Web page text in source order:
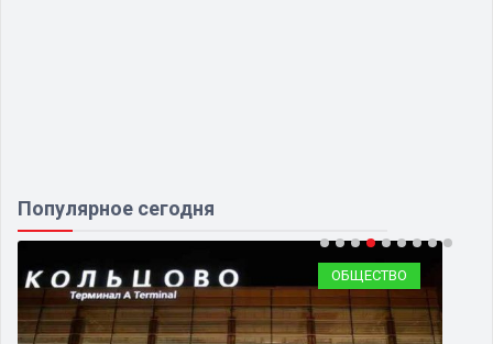
Популярное сегодня
ОБЩЕСТВО